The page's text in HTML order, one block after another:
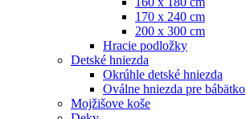
170 x 240 cm
200 x 300 cm
Hracie podložky
Detské hniezda
Okrúhle detské hniezda
Oválne hniezda pre bábätko
Mojžišove koše